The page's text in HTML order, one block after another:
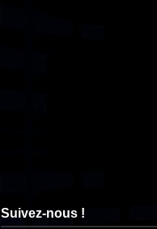
Suivez-nous !